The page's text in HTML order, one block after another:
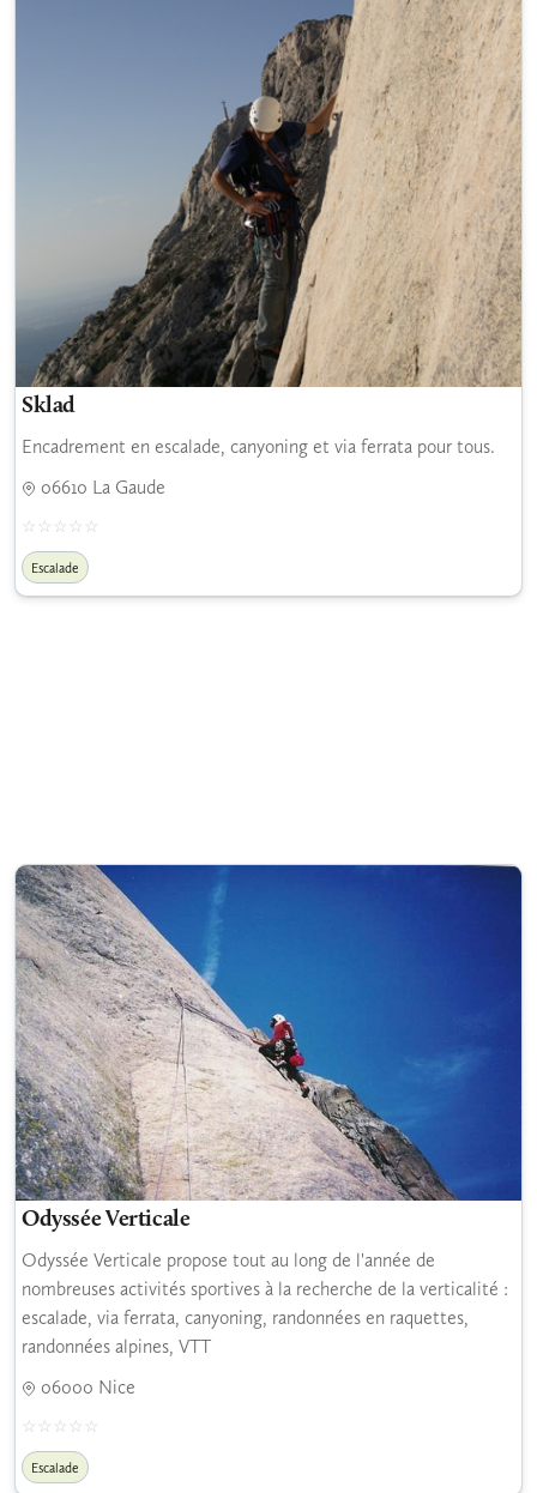
Sklad
Encadrement en escalade, canyoning et via ferrata pour tous.
06610 La Gaude
Escalade
Odyssée Verticale
Odyssée Verticale propose tout au long de l'année de
nombreuses activités sportives à la recherche de la verticalité :
escalade, via ferrata, canyoning, randonnées en raquettes,
randonnées alpines, VTT
06000 Nice
Escalade